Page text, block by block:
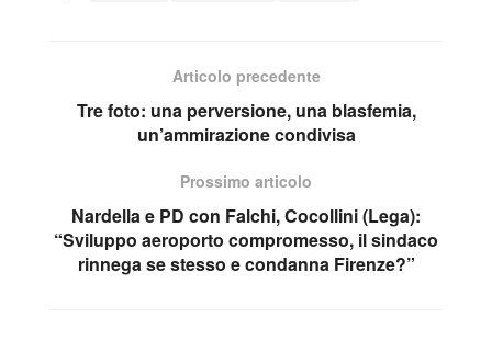
Articolo precedente
Tre foto: una perversione, una blasfemia,
un’ammirazione condivisa
Prossimo articolo
Nardella e PD con Falchi, Cocollini (Lega):
“Sviluppo aeroporto compromesso, il sindaco
rinnega se stesso e condanna Firenze?”